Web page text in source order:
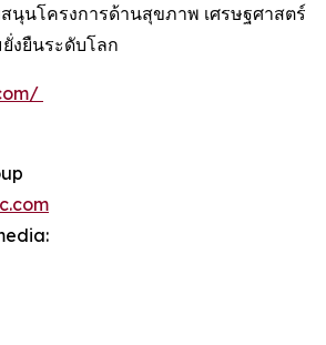
นุนโครงการด้านสุขภาพ เศรษฐศาสตร์
งยืนระดับโลก